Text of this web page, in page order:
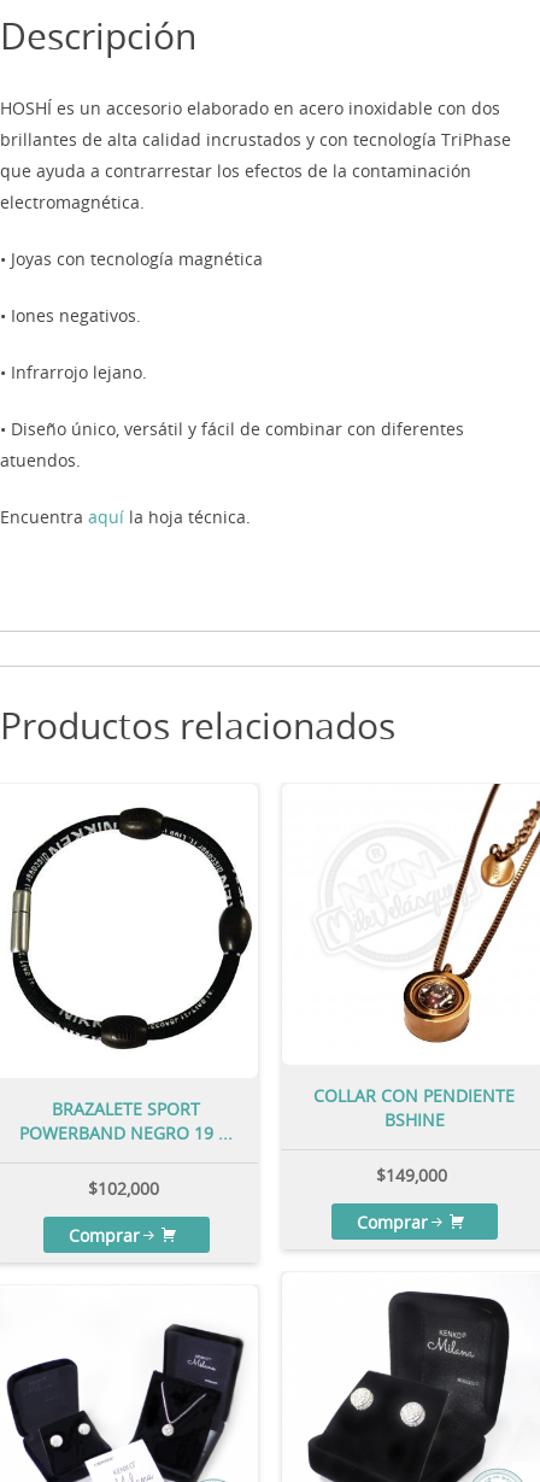
Descripción
HOSHÍ es un accesorio elaborado en acero inoxidable con dos
brillantes de alta calidad incrustados y con tecnología TriPhase
que ayuda a contrarrestar los efectos de la contaminación
electromagnética.
• Joyas con tecnología magnética
• Iones negativos.
• Infrarrojo lejano.
• Diseño único, versátil y fácil de combinar con diferentes
atuendos.
Encuentra aquí la hoja técnica.
Productos relacionados
BRAZALETE SPORT
POWERBAND NEGRO 19 ...
$102,000
Comprar
COLLAR CON PENDIENTE
BSHINE
$149,000
Comprar